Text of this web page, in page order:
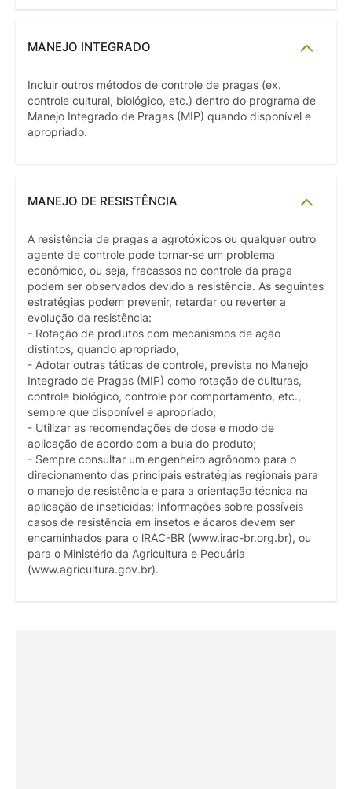
MANEJO INTEGRADO
Incluir outros métodos de controle de pragas (ex.
controle cultural, biológico, etc.) dentro do programa de
Manejo Integrado de Pragas (MIP) quando disponível e
apropriado.
MANEJO DE RESISTÊNCIA
A resistência de pragas a agrotóxicos ou qualquer outro
agente de controle pode tornar-se um problema
econômico, ou seja, fracassos no controle da praga
podem ser observados devido a resistência. As seguintes
estratégias podem prevenir, retardar ou reverter a
evolução da resistência:
- Rotação de produtos com mecanismos de ação
distintos, quando apropriado;
- Adotar outras táticas de controle, prevista no Manejo
Integrado de Pragas (MIP) como rotação de culturas,
controle biológico, controle por comportamento, etc.,
sempre que disponível e apropriado;
- Utilizar as recomendações de dose e modo de
aplicação de acordo com a bula do produto;
- Sempre consultar um engenheiro agrônomo para o
direcionamento das principais estratégias regionais para
o manejo de resistência e para a orientação técnica na
aplicação de inseticidas; Informações sobre possíveis
casos de resistência em insetos e ácaros devem ser
encaminhados para o lRAC-BR (www.irac-br.org.br), ou
para o Ministério da Agricultura e Pecuária
(www.agricultura.gov.br).